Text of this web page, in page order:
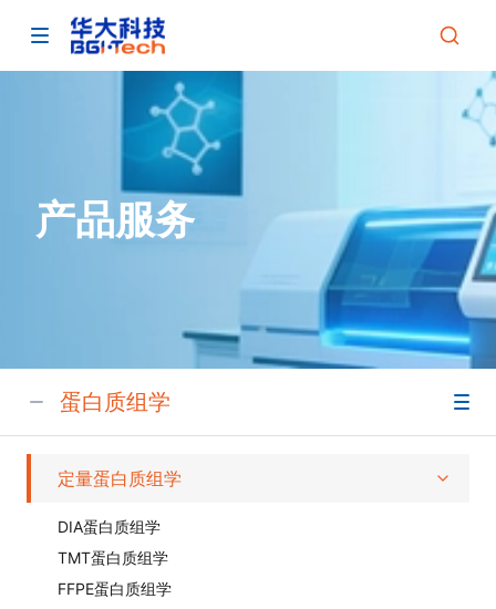
产品服务
蛋白质组学
定量蛋白质组学
DIA蛋白质组学
TMT蛋白质组学
FFPE蛋白质组学